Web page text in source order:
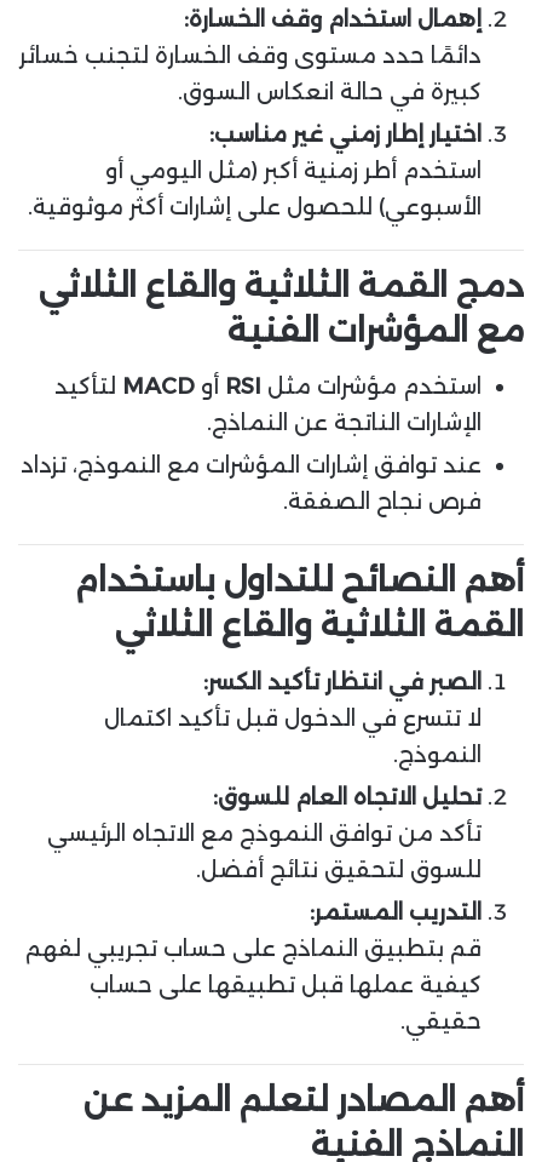
إهمال استخدام وقف الخسارة:
دائمًا حدد مستوى وقف الخسارة لتجنب خسائر
كبيرة في حالة انعكاس السوق.
اختيار إطار زمني غير مناسب:
استخدم أطر زمنية أكبر (مثل اليومي أو
الأسبوعي) للحصول على إشارات أكثر موثوقية.
دمج القمة الثلاثية والقاع الثلاثي
مع المؤشرات الفنية
استخدم مؤشرات مثل RSI أو MACD لتأكيد
الإشارات الناتجة عن النماذج.
عند توافق إشارات المؤشرات مع النموذج، تزداد
فرص نجاح الصفقة.
أهم النصائح للتداول باستخدام
القمة الثلاثية والقاع الثلاثي
الصبر في انتظار تأكيد الكسر:
لا تتسرع في الدخول قبل تأكيد اكتمال
النموذج.
تحليل الاتجاه العام للسوق:
تأكد من توافق النموذج مع الاتجاه الرئيسي
للسوق لتحقيق نتائج أفضل.
التدريب المستمر:
قم بتطبيق النماذج على حساب تجريبي لفهم
كيفية عملها قبل تطبيقها على حساب
حقيقي.
أهم المصادر لتعلم المزيد عن
النماذج الفنية